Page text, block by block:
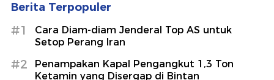
Berita Terpopuler
#1
Cara Diam-diam Jenderal Top AS untuk
Setop Perang Iran
#2
Penampakan Kapal Pengangkut 1,3 Ton
Ketamin yang Disergap di Bintan